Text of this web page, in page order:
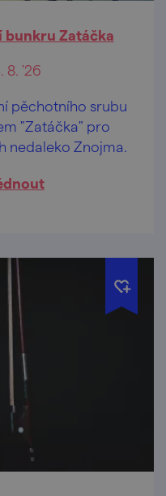
bunkru Zatáčka
8. '26
pěchotního srubu
"Zatáčka" pro
nedaleko Znojma.